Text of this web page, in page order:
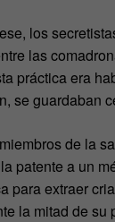
los
las
práctica era
se guardaban
de la
patente a un
para extraer
la mitad de su